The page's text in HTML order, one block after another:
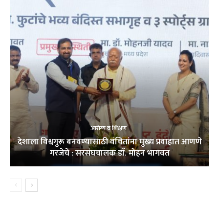
आरोग्य व शिक्षण
देशाला विश्वगुरू बनवण्यासाठी वंचितांना मुख्य प्रवाहात आणणे
गरजेचे : सरसंघचालक डाॅ. मोहन भागवत